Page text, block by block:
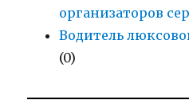
организаторов
Водитель
(0)